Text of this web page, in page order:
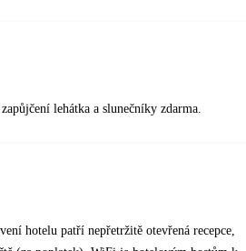
lehátka a slunečníky zdarma.
hotelu patří nepřetržitě otevřená recepce,